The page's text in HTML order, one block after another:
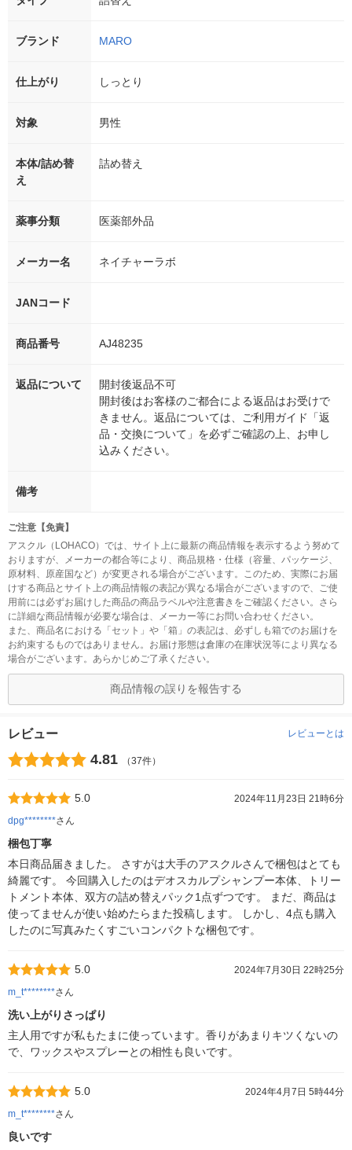
ブランド MARO
仕上がり しっとり
対象 男性
本体/詰め替
え
詰め替え
薬事分類 医薬部外品
メーカー名 ネイチャーラボ
JANコード
商品番号 AJ48235
返品について
開封後返品不可
開封後はお客様のご都合による返品はお受けで
きません。返品については、ご利用ガイド「返
品・交換について」を必ずご確認の上、お申し
込みください。
備考
ご注意【免責】
アスクル（LOHACO）では、サイト上に最新の商品情報を表示するよう努めて
おりますが、メーカーの都合等により、商品規格・仕様（容量、パッケージ、
原材料、原産国など）が変更される場合がございます。このため、実際にお届
けする商品とサイト上の商品情報の表記が異なる場合がございますので、ご使
用前には必ずお届けした商品の商品ラベルや注意書きをご確認ください。さら
に詳細な商品情報が必要な場合は、メーカー等にお問い合わせください。
また、商品名における「セット」や「箱」の表記は、必ずしも箱でのお届けを
お約束するものではありません。お届け形態は倉庫の在庫状況等により異なる
場合がございます。あらかじめご了承ください。
商品情報の誤りを報告する
レビュー レビューとは
4.81 （37件）
5.0
2024年11月23日 21時6分
dpg********さん
梱包丁寧
本日商品届きました。 さすがは大手のアスクルさんで梱包はとても
綺麗です。 今回購入したのはデオスカルプシャンプー本体、トリー
トメント本体、双方の詰め替えパック1点ずつです。 まだ、商品は
使ってませんが使い始めたらまた投稿します。 しかし、4点も購入
したのに写真みたくすごいコンパクトな梱包です。
5.0
2024年7月30日 22時25分
m_t********さん
洗い上がりさっぱり
主人用ですが私もたまに使っています。香りがあまりキツくないの
で、ワックスやスプレーとの相性も良いです。
5.0
2024年4月7日 5時44分
m_t********さん
良いです